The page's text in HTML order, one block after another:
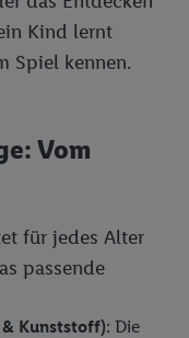
Kind lernt
Spiel kennen.
Vom
für jedes Alter
passende
Kunststoff): Die